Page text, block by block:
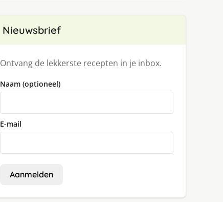
Nieuwsbrief
Ontvang de lekkerste recepten in je inbox.
Naam (optioneel)
E-mail
Aanmelden